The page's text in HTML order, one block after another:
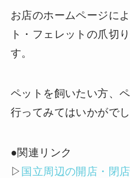
お店のホームページに
ト・フェレットの爪切
す。
ペットを飼いたい方、
行ってみてはいかがでし
●関連リンク
▷ 国立周辺の開店・閉